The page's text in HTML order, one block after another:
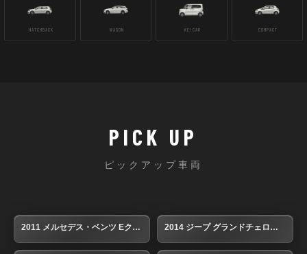
HATCHBACK WAGON KEI CAR COMPACT
PICK UP
ピックアップ車両
2011 メルセデス・ベンツ Eクラスワゴン 2014 ジープ グランドチェロキー